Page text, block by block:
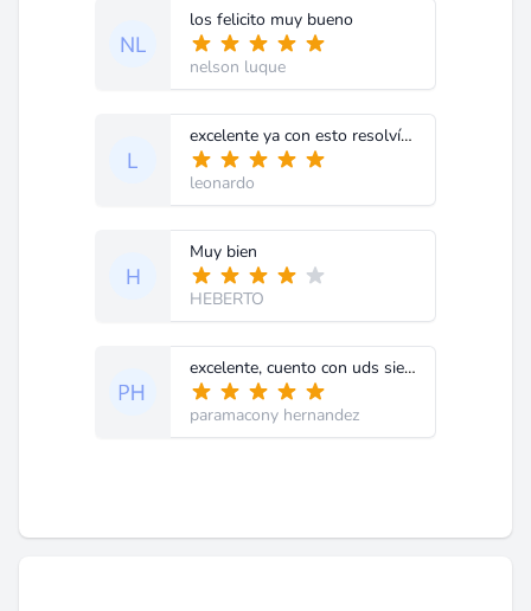
los felicito muy bueno
nelson luque
excelente ya con esto resolví el problema que tenia en tv
leonardo
Muy bien
HEBERTO
excelente, cuento con uds siempre
paramacony hernandez